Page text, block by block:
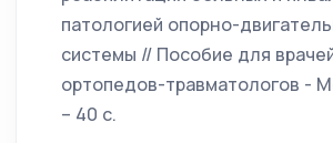
патологией опорно-
системы // Пособие для
ортопедов-травматологов -
– 40 с.